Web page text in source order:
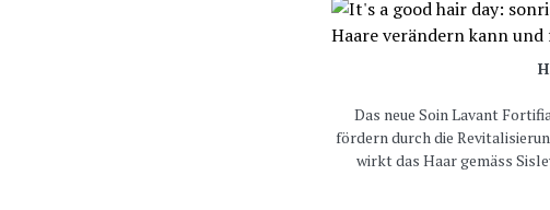
Das neue Soin Lavant
fördern durch die
wirkt das Haar gemäss